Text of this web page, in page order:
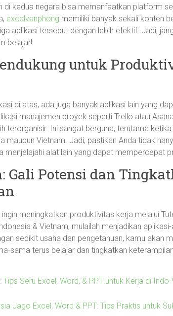
di kedua negara bisa memanfaatkan platform
excelvanphong memiliki banyak sekali konten
aplikasi tersebut dengan lebih efektif. Jadi,
belajar!
untuk
di atas, ada juga banyak aplikasi lain yang
manajemen proyek seperti Trello atau
terorganisir. Ini sangat berguna, terutama
maupun Vietnam. Jadi, pastikan Anda tidak
menjelajahi alat lain yang dapat mempercepat
Gali Potensi dan
meningkatkan produktivitas kerja melalui
& Vietnam, mulailah menjadikan
sedikit usaha dan pengetahuan, kamu akan
sama terus belajar dan tingkatkan
Seru Excel, Word, & PPT untuk Kerja di
Jago Excel, Word & PPT: Tips Praktis untuk